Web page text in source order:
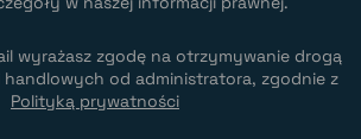
wyrażasz zgodę na otrzymywanie drogą
handlowych od administratora, zgodnie z
Polityką prywatności